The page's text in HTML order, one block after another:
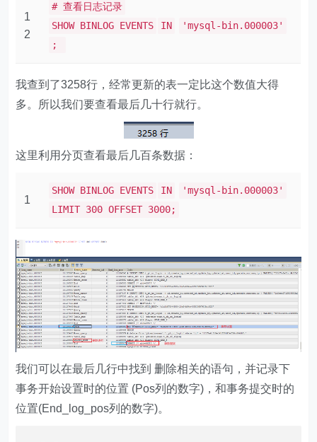
1
2
# 查看日志记录
SHOW BINLOG EVENTS
IN
'mysql-bin.000003'
;
我查到了3258行，经常更新的表一定比这个数值大得
多。所以我们要查看最后几十行就行。
这里利用分页查看最后几百条数据：
1
SHOW BINLOG EVENTS IN
'mysql-bin.000003'
LIMIT 300 OFFSET 3000;
我们可以在最后几行中找到 删除相关的语句，并记录下
事务开始设置时的位置 (Pos列的数字)，和事务提交时的
位置(End_log_pos列的数字)。